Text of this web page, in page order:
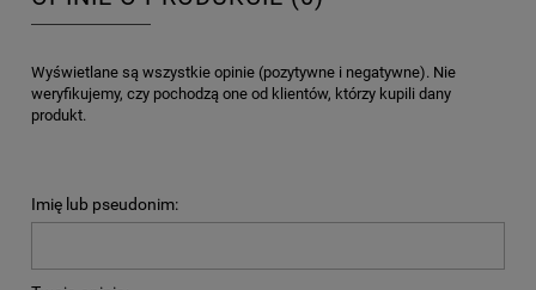
Wyświetlane są wszystkie opinie (pozytywne i negatywne). Nie
weryfikujemy, czy pochodzą one od klientów, którzy kupili dany
produkt.
Imię lub pseudonim: